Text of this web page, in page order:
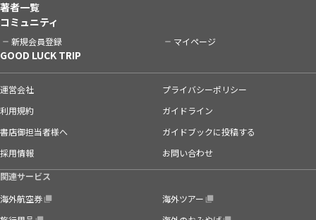
著者一覧
コミュニティ
新規会員登録 マイページ
GOOD LUCK TRIP
運営会社
プライバシーポリシー
利用規約
ガイドライン
書店御担当者様へ
ガイドブックに投稿する
採用情報
お問い合わせ
関連サービス
海外航空券
海外ツアー